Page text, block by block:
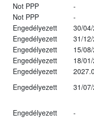
Not PPP
-
Not PPP
-
Engedélyezett
30/
Engedélyezett
31/
Engedélyezett
15/
Engedélyezett
18/
Engedélyezett
Engedélyezett
31/
Engedélyezett -